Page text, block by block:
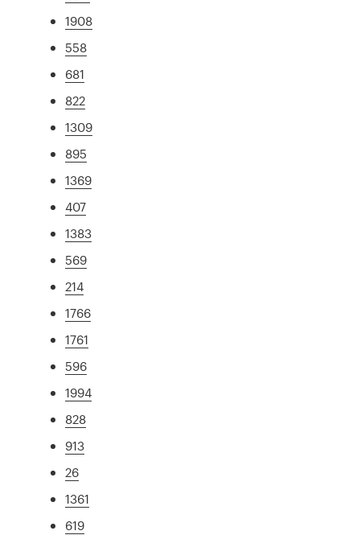
1908
558
681
822
1309
895
1369
407
1383
569
214
1766
1761
596
1994
828
913
26
1361
619